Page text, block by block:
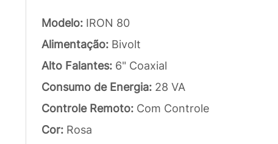
Modelo: IRON 80
Alimentação: Bivolt
Alto Falantes: 6" Coaxial
Consumo de Energia: 28 VA
Controle Remoto: Com Controle
Cor: Rosa